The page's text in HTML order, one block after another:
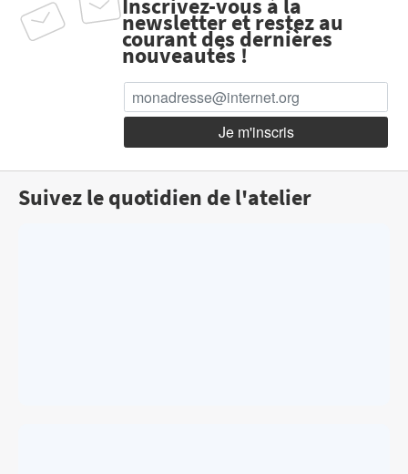
Inscrivez-vous à la
newsletter et restez au
courant des dernières
nouveautés !
Suivez le quotidien de l'atelier